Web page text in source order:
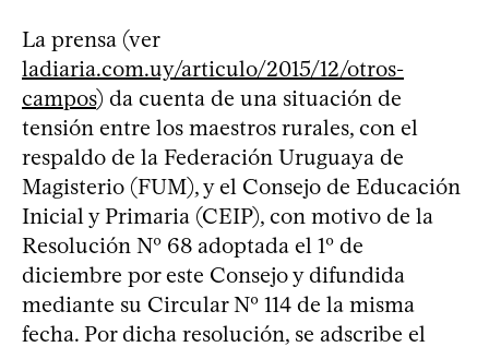
La prensa (ver
ladiaria.com.uy/articulo/2015/12/otros-
campos) da cuenta de una situación de
tensión entre los maestros rurales, con el
respaldo de la Federación Uruguaya de
Magisterio (FUM), y el Consejo de Educación
Inicial y Primaria (CEIP), con motivo de la
Resolución Nº 68 adoptada el 1º de
diciembre por este Consejo y difundida
mediante su Circular Nº 114 de la misma
fecha. Por dicha resolución, se adscribe el